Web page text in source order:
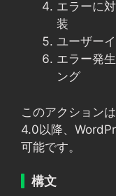
エラーに
装
ユーザー
エラー発
ング
このアクション
4.0以降、
可能です。
構文